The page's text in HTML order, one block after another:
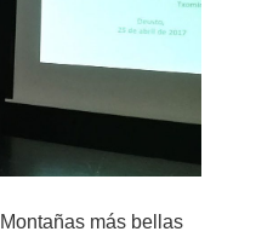
más bellas